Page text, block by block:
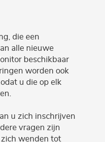
die een
alle nieuwe
beschikbaar
worden ook
u die op elk
u zich inschrijven
vragen zijn
wenden tot